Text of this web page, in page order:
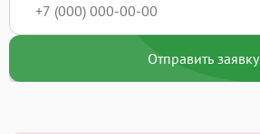
Отправить заявку